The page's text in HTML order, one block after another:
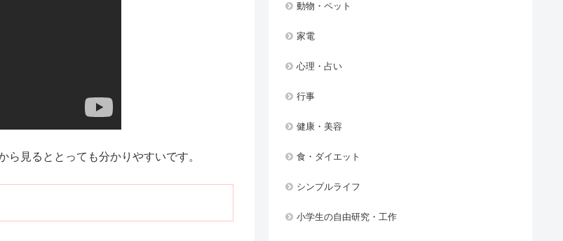
見るととっても分かりやすいです。
動物・ペット
家電
心理・占い
行事
健康・美容
食・ダイエット
シンプルライフ
小学生の自由研究・工作